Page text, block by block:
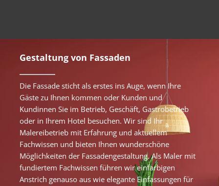
Gestaltung von Fassaden
Die Fassade sticht als erstes ins Auge, wenn Ihre
Gäste zu Ihnen kommen oder Kunden und
Kundinnen Sie im Betrieb, Geschäft, Gastrobetrieb
oder in Ihrem Hotel besuchen. Wir sind Ihr
Malereibetrieb mit Erfahrung und aktuellem
Fachwissen und bieten Ihnen wunderschöne
Möglichkeiten der Fassadengestaltung. Als Maler mit
fundiertem Fachwissen führen wir einfarbigen
Anstrich genauso aus wie elegante Einfassungen für